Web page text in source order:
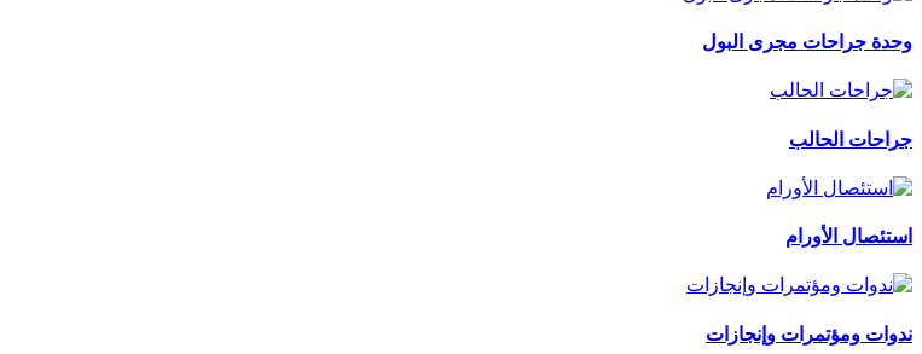
وحدة جراحات مجرى البول
جراحات الحالب
استئصال الأورام
ندوات ومؤتمرات وإنجازات